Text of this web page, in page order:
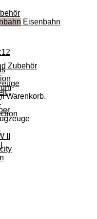
Eisenbahn
Zubehör
II
Warenkorb.